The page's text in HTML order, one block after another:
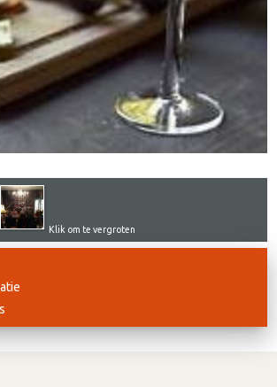
Klik om te vergroten